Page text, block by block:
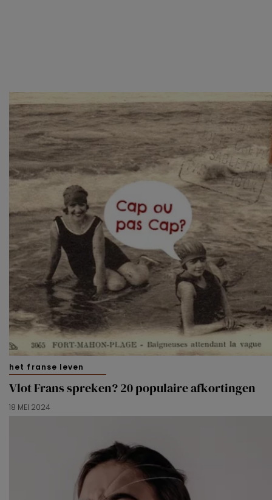
het franse leven
Vlot Frans spreken? 20 populaire afkortingen
18 MEI 2024